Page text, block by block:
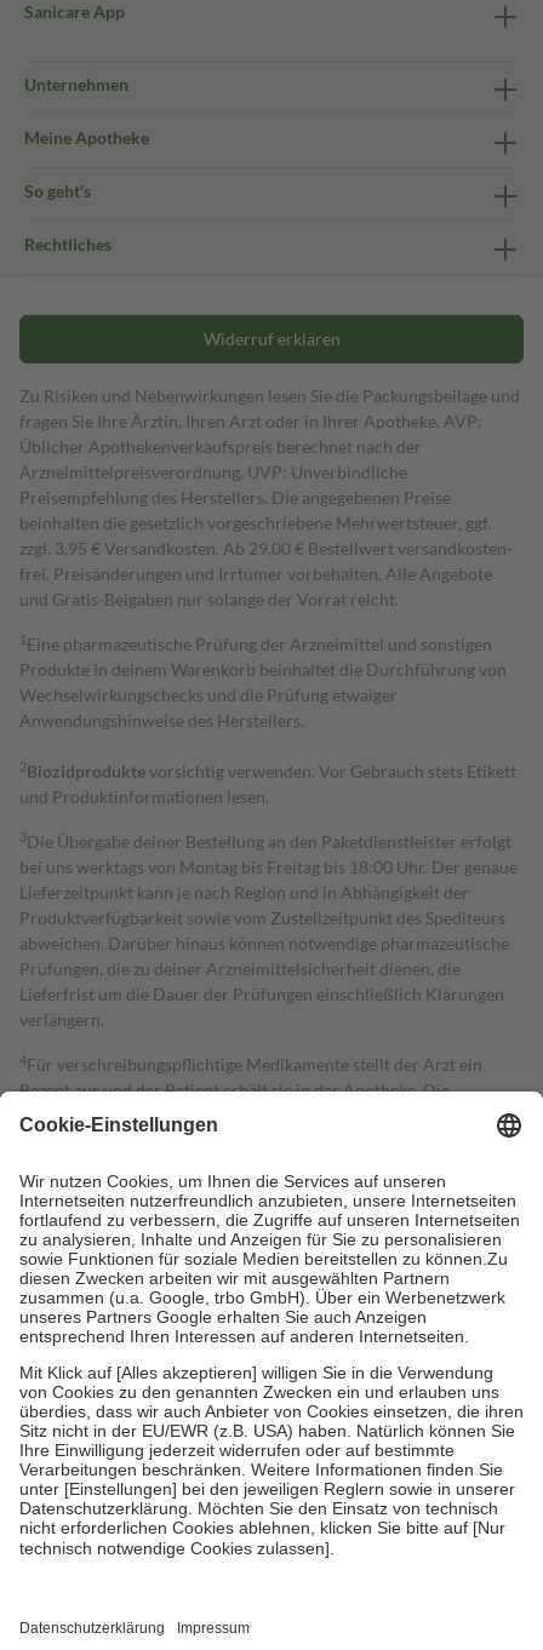
Sanicare App
Unternehmen
Meine Apotheke
So geht's
Rechtliches
Widerruf erklären
Zu Risiken und Nebenwirkungen lesen Sie die Packungsbeilage und
fragen Sie Ihre Ärztin, Ihren Arzt oder in Ihrer Apotheke. AVP:
Üblicher Apothekenverkaufspreis berechnet nach der
Arzneimittelpreisverordnung. UVP: Unverbindliche
Preisempfehlung des Herstellers. Die angegebenen Preise
beinhalten die gesetzlich vorgeschriebene Mehrwertsteuer, ggf.
zzgl. 3,95 € Versandkosten. Ab 29,00 € Bestell­wert versand­kosten­
frei. Preisänderungen und Irrtümer vorbehalten. Alle Angebote
und Gratis-Beigaben nur solange der Vorrat reicht.
1 Eine pharmazeutische Prüfung der Arzneimittel und sonstigen
Produkte in deinem Warenkorb beinhaltet die Durchführung von
Wechselwirkungschecks und die Prüfung etwaiger
Anwendungshinweise des Herstellers.
2Biozidproduktevorsichtig verwenden. Vor Gebrauch stets Etikett
und Produktinformationen lesen.
3Die Übergabe deiner Bestellung an den Paketdienstleister erfolgt
bei uns werktags von Montag bis Freitag bis 18:00 Uhr. Der genaue
Lieferzeitpunkt kann je nach Region und in Abhängigkeit der
Produktverfügbarkeit sowie vom Zustellzeitpunkt des Spediteurs
abweichen. Darüber hinaus können notwendige pharmazeutische
Prüfungen, die zu deiner Arzneimittelsicherheit dienen, die
Lieferfrist um die Dauer der Prüfungen einschließlich Klärungen
verlängern.
4Für verschreibungspflichtige Medikamente stellt der Arzt ein
Rezept aus und der Patient erhält sie in der Apotheke. Die
gesetzliche Krankenversicherung übernimmt in der Regel die
Kosten dafür, der Versicherte trägt einen Teil davon als Zuzahlung
Grundsätzlich leisten Mitglieder Zuzahlungen in Höhe von zehn
Prozent des Abgabepreises,mindestens jedochfünf Euround
höchstens zehn Euro.Es sind jedoch nie mehr als die tatsächlichen
Kosten der Leistung zu entrichten.
Diese Regeln gelten grundsätzlich auch für Online-Apotheken.
Bei Heilmitteln und häuslicher Krankenpflege beträgt die
Zuzahlung zehn Prozent der Kosten sowie zehn Euro je
Verordnung.
Um das Engagement der Versicherten für ihre eigene Gesundheit zu
stärken und die besondere Stellung der Familie zu unterstützen,
fallenkeine Zuzahlungenan bei:
• Kindern und Jugendlichen bis zum vollendeten 18. Lebensjahr
mit Ausnahme der Fahrkosten
• Untersuchungen zur Vorsorge und Früherkennung, die von der
GKV getragen werden